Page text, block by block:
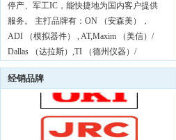
停产、军工IC，能快捷地为国内客户提供
服务。 主打品牌有：ON （安森美），
ADI （模拟器件） , AT,Maxim （美信）/
Dallas （达拉斯）,TI （德州仪器）/
BB（Burr-Brown），Philips （飞利浦）/
NXP （恩智浦），NEC （日电），NS
（国家半导），Xilinx （赛灵思） ST IR等
器、电源器件、接口电路、运算放大器、
经销品牌